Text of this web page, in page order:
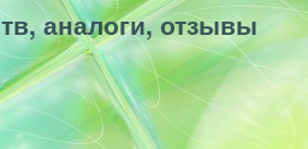
аналоги, отзывы